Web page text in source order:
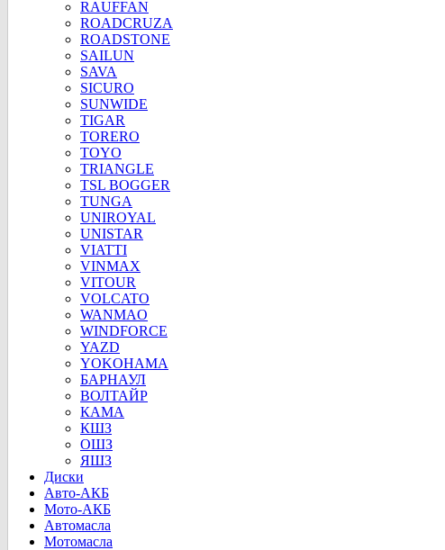
RAUFFAN
ROADCRUZA
ROADSTONE
SAILUN
SAVA
SICURO
SUNWIDE
TIGAR
TORERO
TOYO
TRIANGLE
TSL BOGGER
TUNGA
UNIROYAL
UNISTAR
VIATTI
VINMAX
VITOUR
VOLCATO
WANMAO
WINDFORCE
YAZD
YOKOHAMA
БАРНАУЛ
ВОЛТАЙР
КАМА
КШЗ
ОШЗ
ЯШЗ
Диски
Авто-АКБ
Мото-АКБ
Автомасла
Мотомасла